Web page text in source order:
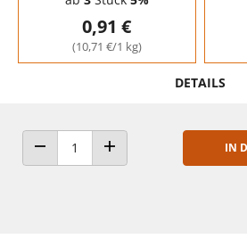
0,91 €
(10,71 €/1 kg)
DETAILS
ANZAHL VERRINGERNANZAHL ERHÖHEN
IN